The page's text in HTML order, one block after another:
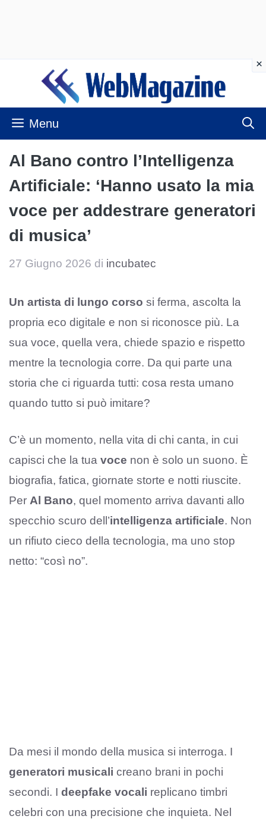
contenuto
Menu
Al Bano contro l’Intelligenza
Artificiale: ‘Hanno usato la mia
voce per addestrare generatori
di musica’
27 Giugno 2026 di incubatec
Un artista di lungo corso si ferma, ascolta la
propria eco digitale e non si riconosce più. La
sua voce, quella vera, chiede spazio e rispetto
mentre la tecnologia corre. Da qui parte una
storia che ci riguarda tutti: cosa resta umano
quando tutto si può imitare?
C’è un momento, nella vita di chi canta, in cui
capisci che la tua voce non è solo un suono. È
biografia, fatica, giornate storte e notti riuscite.
Per Al Bano, quel momento arriva davanti allo
specchio scuro dell’intelligenza artificiale. Non
un rifiuto cieco della tecnologia, ma uno stop
netto: “così no”.
Da mesi il mondo della musica si interroga. I
generatori musicali creano brani in pochi
secondi. I deepfake vocali replicano timbri
celebri con una precisione che inquieta. Nel